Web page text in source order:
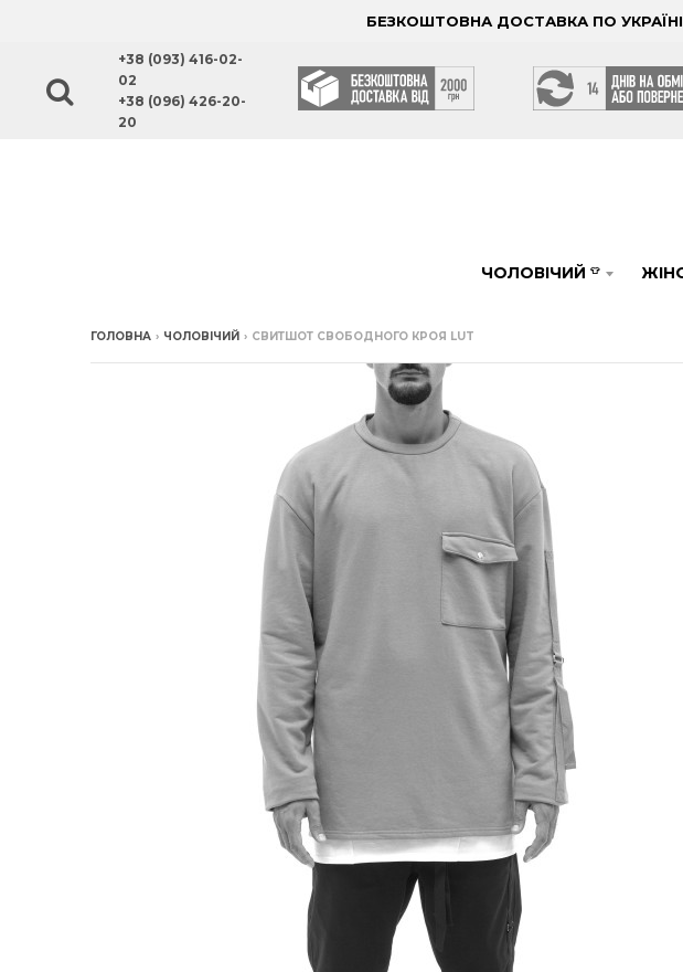
БЕЗКОШТОВНА ДОСТАВКА ПО
+38 (093) 416-02-
02
+38 (096) 426-20-
20
ЧОЛОВІЧИЙ 👕
ГОЛОВНА › ЧОЛОВІЧИЙ › СВИТШОТ СВОБОДНОГО КРОЯ LUT